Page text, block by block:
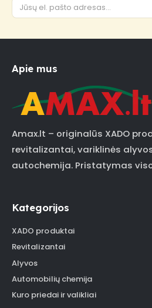
Apie mus
Amax.lt – originalūs XADO
revitalizantai, variklinės
autochemija. Pristatymas
Kategorijos
XADO produktai
Revitalizantai
Alyvos
Automobilių chemija
Kuro priedai ir valikliai